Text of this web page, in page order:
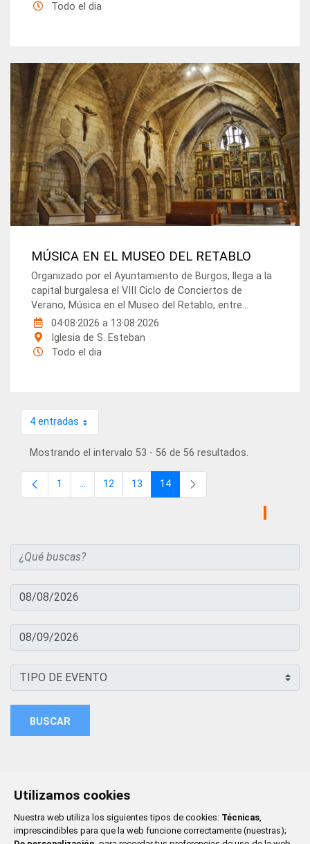
Utilizamos cookies
Nuestra web utiliza los siguientes tipos de cookies: Técnicas,
imprescindibles para que la web funcione correctamente (nuestras);
Todo el dia
MÚSICA EN EL MUSEO DEL RETABLO
Organizado por el Ayuntamiento de Burgos, llega a la
capital burgalesa el VIII Ciclo de Conciertos de
Verano, Música en el Museo del Retablo, entre...
04·08·2026a 13·08·2026
Iglesia de S. Esteban
Todo el dia
4 entradasPor página
Mostrando el intervalo 53 - 56 de 56 resultados.
Página
1 ...Páginas intermedias
Página
12 Página
13 Página
14
BUSCAR